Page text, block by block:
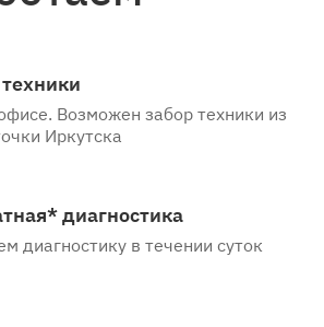
Возможен забор техники из
Иркутска
диагностика
диагностику в течении суток